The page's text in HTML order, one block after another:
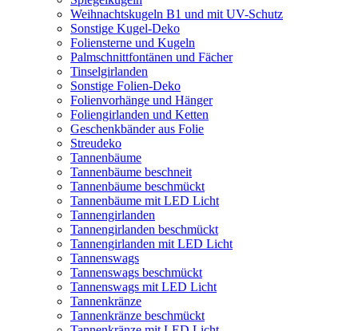
Weihnachtskugeln B1 und mit UV-Schutz
Sonstige Kugel-Deko
Foliensterne und Kugeln
Palmschnittfontänen und Fächer
Tinselgirlanden
Sonstige Folien-Deko
Folienvorhänge und Hänger
Foliengirlanden und Ketten
Geschenkbänder aus Folie
Streudeko
Tannenbäume
Tannenbäume beschneit
Tannenbäume beschmückt
Tannenbäume mit LED Licht
Tannengirlanden
Tannengirlanden beschmückt
Tannengirlanden mit LED Licht
Tannenswags
Tannenswags beschmückt
Tannenswags mit LED Licht
Tannenkränze
Tannenkränze beschmückt